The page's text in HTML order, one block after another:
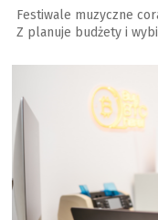
Festiwale muzyczne
Z planuje budżety i
a